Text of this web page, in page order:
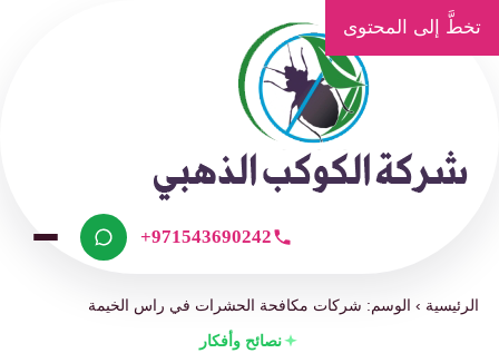
تخطَّ إلى المحتوى
+971543690242
الرئيسية ›الوسم: شركات مكافحة الحشرات في راس الخيمة
نصائح وأفكار